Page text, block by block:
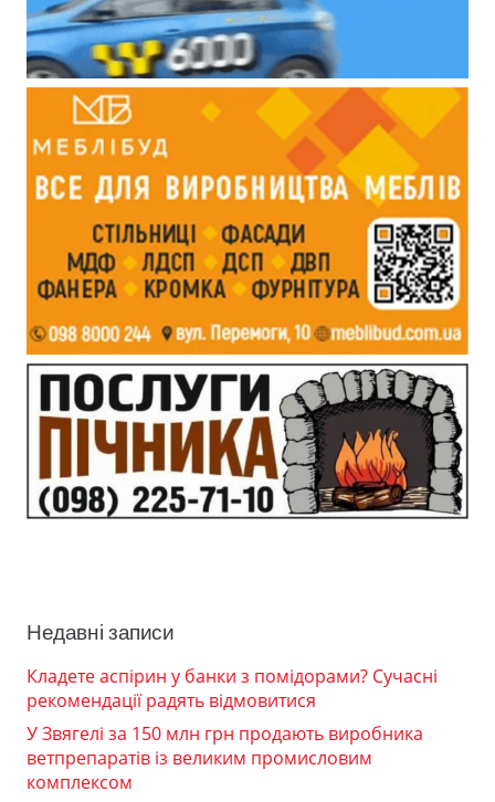
Недавні записи
Кладете аспірин у банки з помідорами? Сучасні
рекомендації радять відмовитися
У Звягелі за 150 млн грн продають виробника
ветпрепаратів із великим промисловим
комплексом